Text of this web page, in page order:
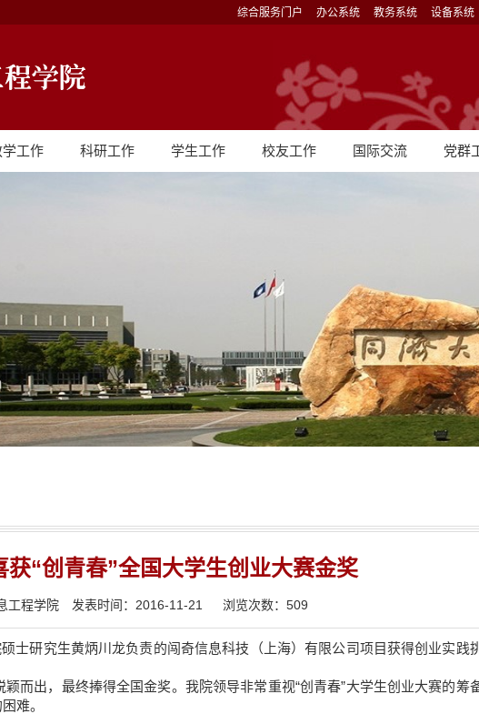
综合服务门户 办公系统 教务系统 设备系统
学工作 科研工作 学生工作 校友工作 国际交流 党群
获“创青春”全国大学生创业大赛金奖
工程学院 发表时间：2016-11-21 浏览次数： 509
士研究生黄炳川龙负责的闯奇信息科技（上海）有限公司项目获得创业实践
而出，最终捧得全国金奖。我院领导非常重视“创青春”大学生创业大赛的筹
难。